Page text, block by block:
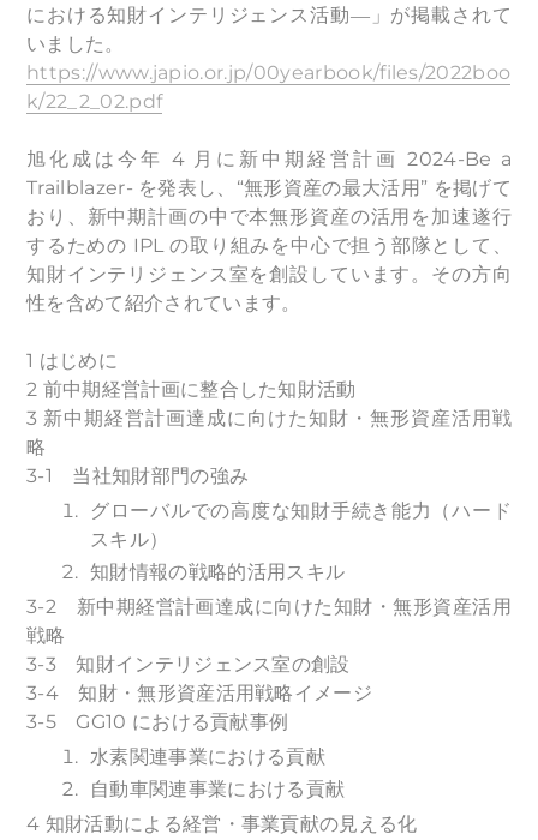
における知財インテリジェンス活動―」が掲載されて
いました。
https://www.japio.or.jp/00yearbook/files/2022boo
k/22_2_02.pdf
旭化成は今年 4 月に新中期経営計画 2024-Be a
Trailblazer- を発表し、“無形資産の最大活用” を掲げて
おり、新中期計画の中で本無形資産の活用を加速遂行
するための IPL の取り組みを中心で担う部隊として、
知財インテリジェンス室を創設しています。その方向
性を含めて紹介されています。
1 はじめに
2 前中期経営計画に整合した知財活動
3 新中期経営計画達成に向けた知財・無形資産活用戦
略
3-1 当社知財部門の強み
グローバルでの高度な知財手続き能力（ハード
スキル）
知財情報の戦略的活用スキル
3-2 新中期経営計画達成に向けた知財・無形資産活用
戦略
3-3 知財インテリジェンス室の創設
3-4 知財・無形資産活用戦略イメージ
3-5 GG10 における貢献事例
水素関連事業における貢献
自動車関連事業における貢献
4 知財活動による経営・事業貢献の見える化